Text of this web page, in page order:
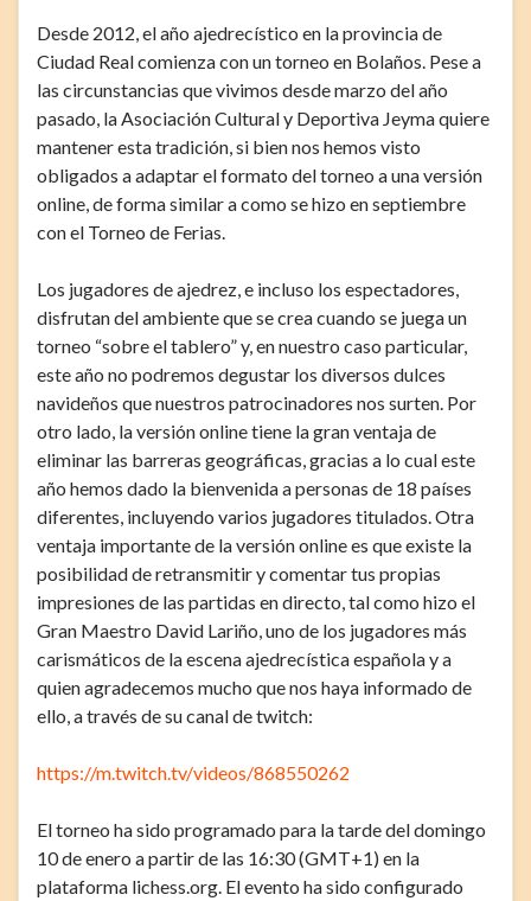
Desde 2012, el año ajedrecístico en la provincia de
Ciudad Real comienza con un torneo en Bolaños. Pese a
las circunstancias que vivimos desde marzo del año
pasado, la Asociación Cultural y Deportiva Jeyma quiere
mantener esta tradición, si bien nos hemos visto
obligados a adaptar el formato del torneo a una versión
online, de forma similar a como se hizo en septiembre
con el Torneo de Ferias.
Los jugadores de ajedrez, e incluso los espectadores,
disfrutan del ambiente que se crea cuando se juega un
torneo “sobre el tablero” y, en nuestro caso particular,
este año no podremos degustar los diversos dulces
navideños que nuestros patrocinadores nos surten. Por
otro lado, la versión online tiene la gran ventaja de
eliminar las barreras geográficas, gracias a lo cual este
año hemos dado la bienvenida a personas de 18 países
diferentes, incluyendo varios jugadores titulados. Otra
ventaja importante de la versión online es que existe la
posibilidad de retransmitir y comentar tus propias
impresiones de las partidas en directo, tal como hizo el
Gran Maestro David Lariño, uno de los jugadores más
carismáticos de la escena ajedrecística española y a
quien agradecemos mucho que nos haya informado de
ello, a través de su canal de twitch:
https://m.twitch.tv/videos/868550262
El torneo ha sido programado para la tarde del domingo
10 de enero a partir de las 16:30 (GMT+1) en la
plataforma lichess.org. El evento ha sido configurado